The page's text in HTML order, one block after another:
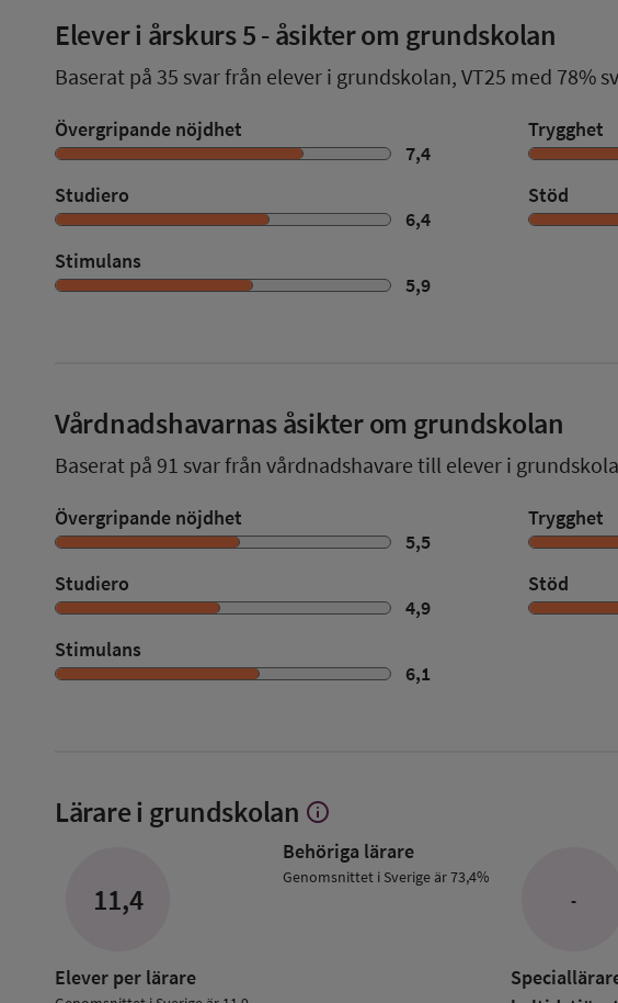
Elever i årskurs 5- åsikter om grundskolan
Baserat på 35 svar från elever i grundskolan, VT25 med 78%
Övergripande nöjdhet
7,4
Trygghet
Studiero
6,4
Stöd
Stimulans
5,9
Vårdnadshavarnas åsikter om grundskolan
Baserat på 91 svar från vårdnadshavare till elever i
Övergripande nöjdhet
5,5
Trygghet
Studiero
4,9
Stöd
Stimulans
6,1
Lärare i grundskolan Visa
om
Lärare
info
11,4
Elever per lärare
Behöriga lärare
Genomsnittet i Sverige är 73,4%
-